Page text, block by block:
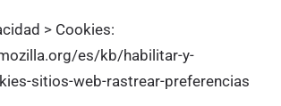
> Cookies:
es/kb/habilitar-y-
sitios-web-rastrear-preferencias